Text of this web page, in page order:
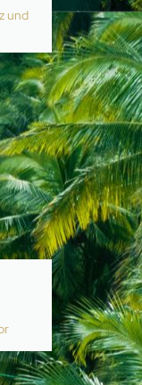
und